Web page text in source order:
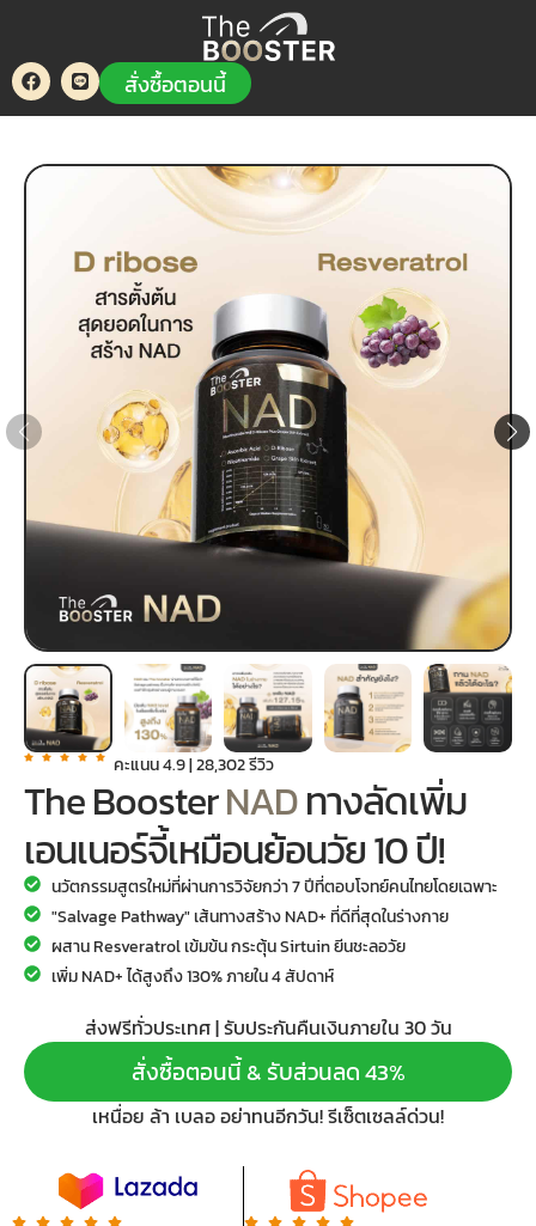
สั่งซื้อตอนนี้
คะแนน 4.9 | 28,302 รีวิว
The BoosterNADทางลัดเพิ่ม
เอนเนอร์จี้เหมือนย้อนวัย 10 ปี!
นวัตกรรมสูตรใหม่ที่ผ่านการวิจัยกว่า 7 ปีที่ตอบโจทย์คนไทยโดยเฉพาะ
"Salvage Pathway" เส้นทางสร้าง NAD+ ที่ดีที่สุดในร่างกาย
ผสาน Resveratrol เข้มข้น กระตุ้น Sirtuin ยีนชะลอวัย
เพิ่ม NAD+ ได้สูงถึง 130% ภายใน 4 สัปดาห์
ส่งฟรีทั่วประเทศ | รับประกันคืนเงินภายใน 30 วัน
สั่งซื้อตอนนี้ & รับส่วนลด 43%
เหนื่อย ล้า เบลอ อย่าทนอีกวัน! รีเซ็ตเซลล์ด่วน!